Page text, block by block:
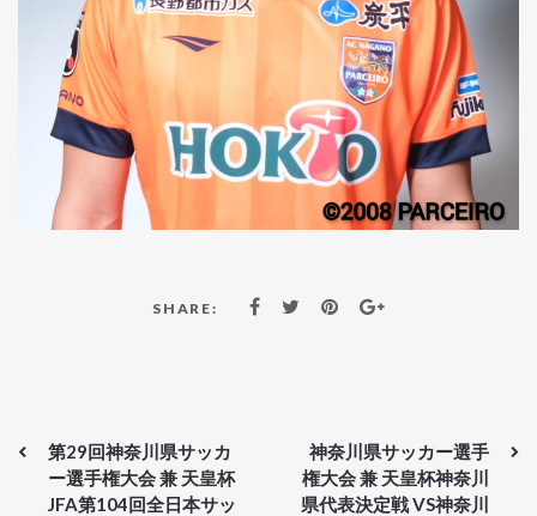
SHARE:
第29回神奈川県サッカ
ー選手権大会 兼 天皇杯
JFA第104回全日本サッ
神奈川県サッカー選手
権大会 兼 天皇杯神奈川
県代表決定戦 VS神奈川